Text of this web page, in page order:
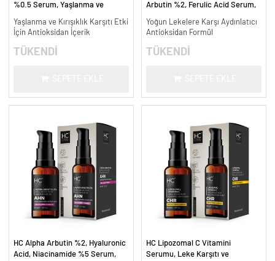
%0.5 Serum, Yaşlanma ve
Yaşlanma ve Kırışıklık Karşıtı Etki
İçin Antioksidan İçerik
TÜKENDİ
Arbutin %2, Ferulic Acid Serum,
ml.
Yoğun Lekelere Karşı Aydınlatıcı
Antioksidan Formül
TÜKENDİ
HC Alpha Arbutin %2, Hyaluronic
Acid, Niacinamide %5 Serum,
HC Lipozomal C Vitamini
Serumu, Leke Karşıtı ve